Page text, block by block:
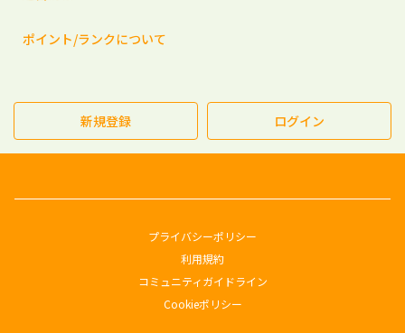
ポイント/ランクについて
新規登録 ログイン
プライバシーポリシー
利用規約
コミュニティガイドライン
Cookieポリシー